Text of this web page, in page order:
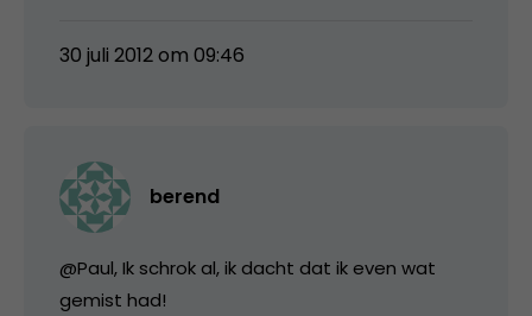
30 juli 2012 om 09:46
berend
@Paul, Ik schrok al, ik dacht dat ik even wat
gemist had!